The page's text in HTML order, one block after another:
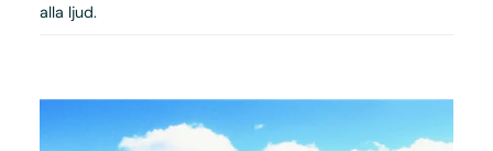
alla ljud.